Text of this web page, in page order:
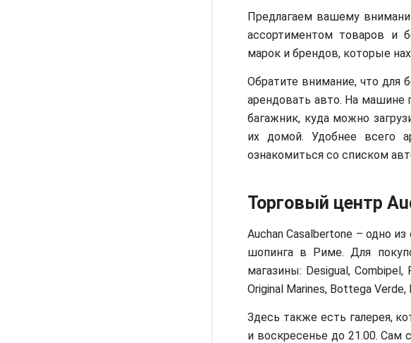
Предлагаем вашему
ассортиментом товаров и
марок и брендов, которые
Обратите внимание, что для
арендовать авто. На машине
багажник, куда можно
их домой. Удобнее всего
ознакомиться со списком
Торговый центр
Auсhan Casalbertone – одно
шопинга в Риме. Для
магазины: Desigual, Combipel,
Original Marines, Bottega Verde,
Здесь также есть галерея,
и воскресенье до 21.00. Сам